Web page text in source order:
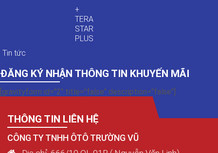
+
TERA
STAR
PLUS
Tin tức
ĐĂNG KÝ NHẬN THÔNG TIN KHUYẾN MÃI
[gravityform id="2" title="false" description="false"]
THÔNG TIN LIÊN HỆ
CÔNG TY TNHH ÔTÔ TRƯỜNG VŨ